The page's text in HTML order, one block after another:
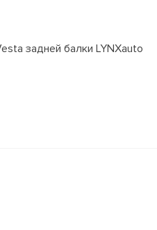
задней балки LYNXauto